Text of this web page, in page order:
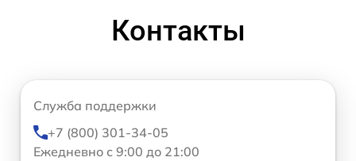
Контакты
Служба поддержки
+7 (800) 301-34-05
Ежедневно с 9:00 до 21:00